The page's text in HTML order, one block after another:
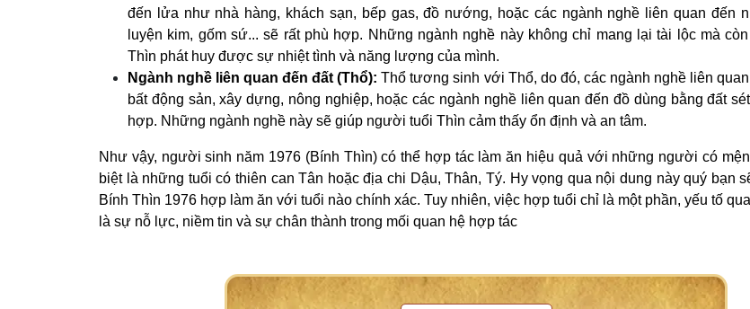
đến lửa như nhà hàng, khách sạn, bếp gas, đồ nướng, hoặc các ngành nghề liên quan đến
luyện kim, gốm sứ... sẽ rất phù hợp. Những ngành nghề này không chỉ mang lại tài lộc mà
Thìn phát huy được sự nhiệt tình và năng lượng của mình.
Ngành nghề liên quan đến đất (Thổ): Thổ tương sinh với Thổ, do đó, các ngành nghề liên
bất động sản, xây dựng, nông nghiệp, hoặc các ngành nghề liên quan đến đồ dùng bằng đất
hợp. Những ngành nghề này sẽ giúp người tuổi Thìn cảm thấy ổn định và an tâm.
Như vậy, người sinh năm 1976 (Bính Thìn) có thể hợp tác làm ăn hiệu quả với những người có
biệt là những tuổi có thiên can Tân hoặc địa chi Dậu, Thân, Tý. Hy vọng qua nội dung này quý bạn
Bính Thìn 1976 hợp làm ăn với tuổi nào chính xác. Tuy nhiên, việc hợp tuổi chỉ là một phần, yếu tố
là sự nỗ lực, niềm tin và sự chân thành trong mối quan hệ hợp tác